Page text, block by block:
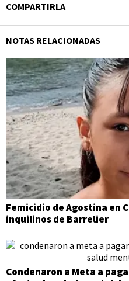
COMPARTIRLA
NOTAS RELACIONADAS
Femicidio de Agostina en
inquilinos de Barrelier
Condenaron a Meta a